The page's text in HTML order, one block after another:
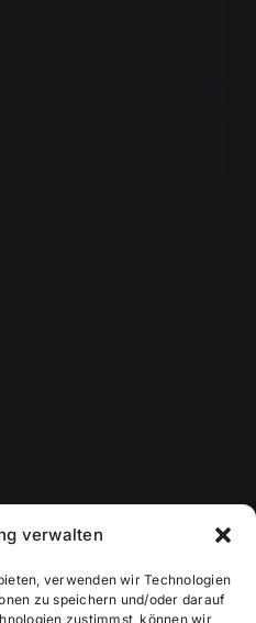
verwalten
verwenden wir Technologien
zu speichern und/oder darauf
zustimmst, können wir